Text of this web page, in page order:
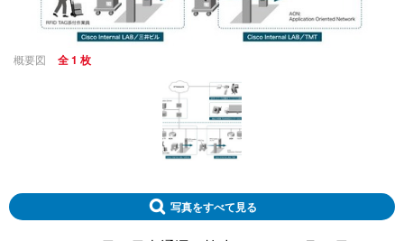
概要図 全 1 枚
写真をすべて見る